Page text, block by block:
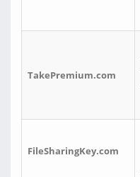
TakePremium.com
FileSharingKey.com